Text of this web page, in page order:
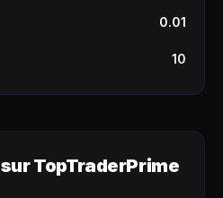
0.01
10
sur TopTraderPrime